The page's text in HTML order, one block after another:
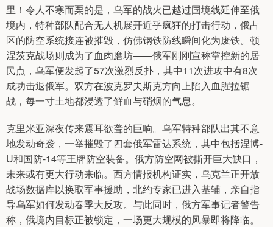
里！令人不寒而栗的是，乌军的战火已越过国境线延伸至俄
境内，特种部队配合无人机展开近乎疯狂的打击行动，俄占
区的防空系统接连被摧毁，仿佛钢铁防线瞬间化为废铁。顿
涅茨克战场则成为了血肉磨坊——俄军刚刚宣称掌控新的居
民点，乌军便发起了57次激烈反扑，其中11次进攻中有8次
成功击退俄军。双方在波克罗夫斯克方向上陷入血腥拉锯
战，每一寸土地都浸透了鲜血与硝烟的气息。
克里米亚深夜传来震耳欲聋的巨响。乌军特种部队出其不意
地发动奇袭，一举摧毁了四套俄军雷达系统，其中包括涅博-
U和国防-14等王牌防空装备。俄方防空网被撕开巨大缺口，
未来或有更大行动来临。西方情报机构证实，乌克兰正开放
战场数据库以换取军事援助，北约专家已进入基辅，亲自指
导乌军如何发动春季大反攻。与此同时，俄方军事记者警告
称，俄境内目标正被锁定，一场更大规模的风暴即将降临。